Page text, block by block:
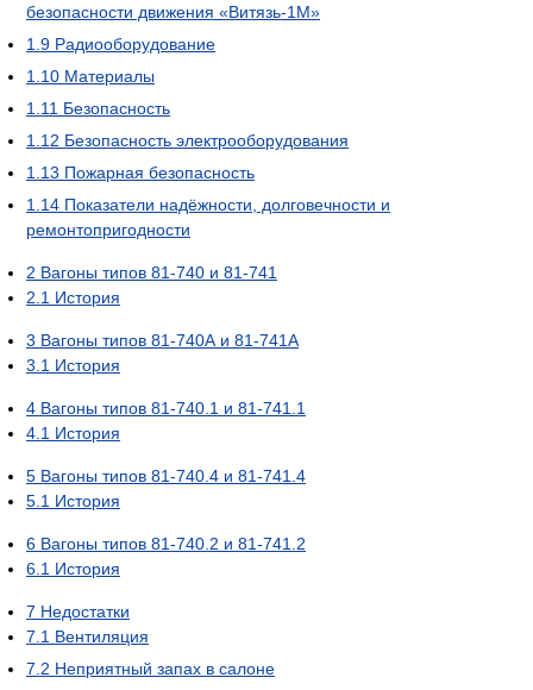
безопасности движения «Витязь-1М»
1.9 Радиооборудование
1.10 Материалы
1.11 Безопасность
1.12 Безопасность электрооборудования
1.13 Пожарная безопасность
1.14 Показатели надёжности, долговечности и
ремонтопригодности
2 Вагоны типов 81-740 и 81-741
2.1 История
3 Вагоны типов 81-740А и 81-741А
3.1 История
4 Вагоны типов 81-740.1 и 81-741.1
4.1 История
5 Вагоны типов 81-740.4 и 81-741.4
5.1 История
6 Вагоны типов 81-740.2 и 81-741.2
6.1 История
7 Недостатки
7.1 Вентиляция
7.2 Неприятный запах в салоне